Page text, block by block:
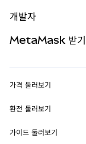
무기한 선물
실물자산
개발자
MetaMask
Snaps
MetaMask 받기
보안
가격 둘러보기
이더리움 가격
솔라나 가격
환전 둘러보기
ETH를 USD로 환전
가이드 둘러보기